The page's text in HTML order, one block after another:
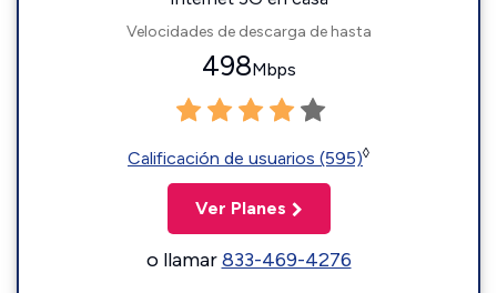
Velocidades de descarga de hasta
498Mbps
Calificación de usuarios (595)◊
Ver Planes
o llamar833-469-4276